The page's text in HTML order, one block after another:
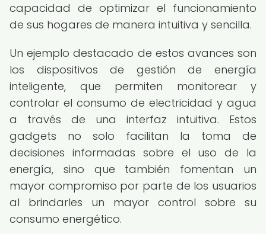
capacidad de optimizar el funcionamiento
de sus hogares de manera intuitiva y sencilla.
Un ejemplo destacado de estos avances son
los dispositivos de gestión de energía
inteligente, que permiten monitorear y
controlar el consumo de electricidad y agua
a través de una interfaz intuitiva. Estos
gadgets no solo facilitan la toma de
decisiones informadas sobre el uso de la
energía, sino que también fomentan un
mayor compromiso por parte de los usuarios
al brindarles un mayor control sobre su
consumo energético.